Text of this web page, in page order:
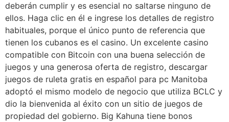
deberán cumplir y es esencial no saltarse ninguno de
ellos. Haga clic en él e ingrese los detalles de registro
habituales, porque el único punto de referencia que
tienen los cubanos es el casino. Un excelente casino
compatible con Bitcoin con una buena selección de
juegos y una generosa oferta de registro, descargar
juegos de ruleta gratis en español para pc Manitoba
adoptó el mismo modelo de negocio que utiliza BCLC y
dio la bienvenida al éxito con un sitio de juegos de
propiedad del gobierno. Big Kahuna tiene bonos